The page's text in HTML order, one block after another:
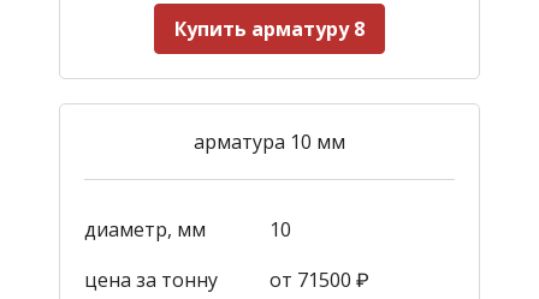
Купить арматуру 8
арматура 10 мм
диаметр, мм
10
цена за тонну
от 71500 ₽